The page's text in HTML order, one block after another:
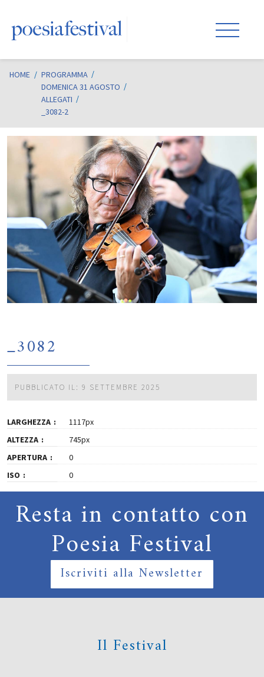
HOME / PROGRAMMA
DOMENICA 31 AGOSTO
ALLEGATI
_3082-2
_3082
PUBBLICATO IL: 9 SETTEMBRE 2025
LARGHEZZA
1117px
ALTEZZA
745px
APERTURA
0
ISO
0
Resta in contatto con
Poesia Festival
Iscriviti alla Newsletter
Il Festival